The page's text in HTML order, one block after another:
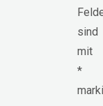
sind
mit
*